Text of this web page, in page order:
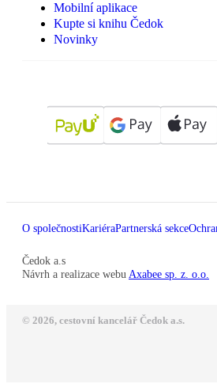
Mobilní aplikace
Kupte si knihu Čedok
Novinky
O společnostiKariéraPartnerská sekce
Čedok a.s
Návrh a realizace webu Axabee sp. z. o.o.
© 2026, cestovní kancelář Čedok a.s.